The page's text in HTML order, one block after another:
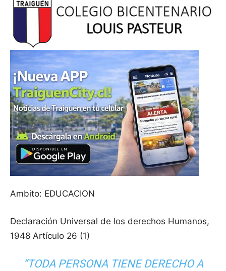
Ambito: EDUCACION
Declaración Universal de los derechos Humanos,
1948 Artículo 26 (1)
“TODA PERSONA TIENE DERECHO A